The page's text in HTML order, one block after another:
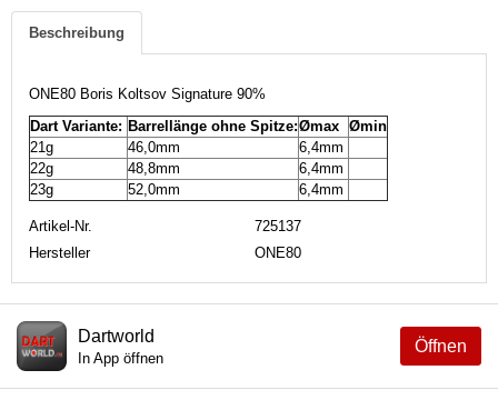
Beschreibung
ONE80 Boris Koltsov Signature 90%
Dart Variante: Barrellänge ohne Spitze:Ømax Ømin
21g
46,0mm
6,4mm
22g
48,8mm
6,4mm
23g
52,0mm 6,4mm
Artikel-Nr.
725137
Hersteller
ONE80
Öffnen
Dartworld
In App öffnen